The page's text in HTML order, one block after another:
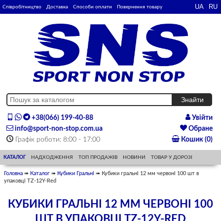
Співробітництво Доставка Способи оплати Повернення товару
+38(066) 199-40-88
info@sport-non-stop.com.ua
Графік роботи: 8:00 - 17:00
Увійти
Обране
Кошик (0)
КАТАЛОГ НАДХОДЖЕННЯ ТОП ПРОДАЖІВ НОВИНИ ТОВАР У ДОРОЗІ
Головна ➠ Каталог ➠ Кубики Гральні ➠ Кубики гральні 12 мм червоні 100 шт в
упаковці TZ-12Y-Red
КУБИКИ ГРАЛЬНІ 12 ММ ЧЕРВОНІ 100